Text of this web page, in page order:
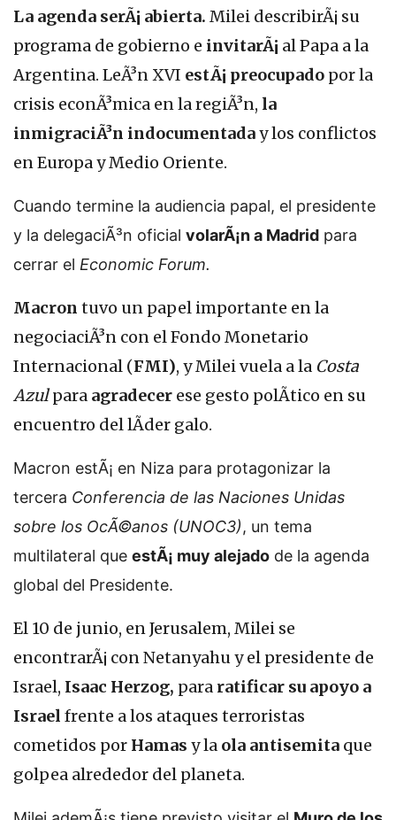
La agenda serÃ¡ abierta. Milei describirÃ¡ su
programa de gobierno e invitarÃ¡ al Papa a la
Argentina. LeÃ³n XVI estÃ¡ preocupado por la
crisis econÃ³mica en la regiÃ³n, la
inmigraciÃ³n indocumentaday los conflictos
en Europa y Medio Oriente.
Cuando termine la audiencia papal, el presidente
y la delegaciÃ³n oficial volarÃ¡n a Madrid para
cerrar el Economic Forum.
Macron tuvo un papel importante en la
negociaciÃ³n con el Fondo Monetario
Internacional (FMI), y Milei vuela a la Costa
Azulpara agradecer ese gesto polÃ­tico en su
encuentro del lÃ­der galo.
Macron estÃ¡ en Niza para protagonizar la
tercera Conferencia de las Naciones Unidas
sobre los OcÃ©anos (UNOC3), un tema
multilateral que estÃ¡ muy alejado de la agenda
global del Presidente.
El 10 de junio, en Jerusalem, Milei se
encontrarÃ¡ con Netanyahu y el presidente de
Israel, Isaac Herzog, para ratificar su apoyo a
Israel frente a los ataques terroristas
cometidos por Hamas y la ola antisemita que
golpea alrededor del planeta.